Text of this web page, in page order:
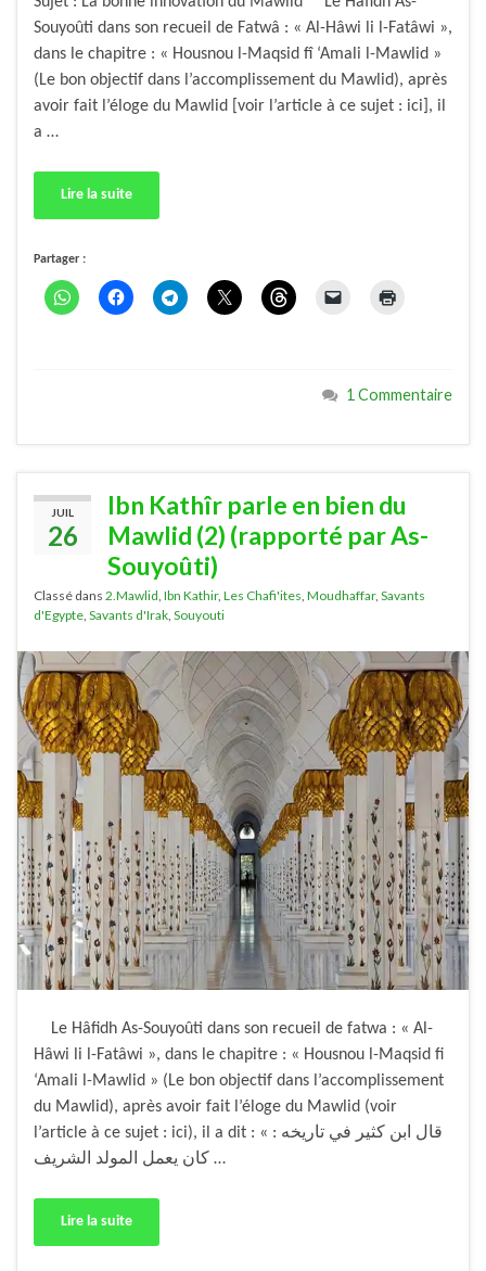
Souyoûti dans son recueil de Fatwâ : « Al-Hâwi li l-Fatâwi »,
dans le chapitre : « Housnou l-Maqsid fî ‘Amali l-Mawlid »
(Le bon objectif dans l’accomplissement du Mawlid), après
avoir fait l’éloge du Mawlid [voir l’article à ce sujet : ici], il
a …
Lire la suite
Partager :
1 Commentaire
JUIL
26
Ibn Kathîr parle en bien du
Mawlid (2) (rapporté par As-
Souyoûti)
Classé dans 2.Mawlid Ibn Kathir, Les Chafi'ites Moudhaffar, Savants
d'Egypte Savants d'Irak Souyouti
Le Hâfidh As-Souyoûti dans son recueil de fatwa : « Al-
Hâwi li l-Fatâwi », dans le chapitre : « Housnou l-Maqsid fi
‘Amali l-Mawlid » (Le bon objectif dans l’accomplissement
du Mawlid), après avoir fait l’éloge du Mawlid (voir
l’article à ce sujet : ici), il a dit : « قال ابن كثير في تاريخه :
كان يعمل المولد الشريف …
Lire la suite